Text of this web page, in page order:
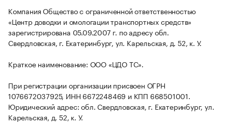
Компания Общество с ограниченной ответственностью
«Центр доводки и омологации транспортных средств»
зарегистрирована 05.09.2007 г. по адресу обл.
Свердловская, г. Екатеринбург, ул. Карельская, д. 52, к. У.
Краткое наименование: ООО «ЦДО ТС».
При регистрации организации присвоен ОГРН
1076672037925, ИНН 6672248469 и КПП 668501001.
Юридический адрес: обл. Свердловская, г. Екатеринбург, ул.
Карельская, д. 52, к. У.